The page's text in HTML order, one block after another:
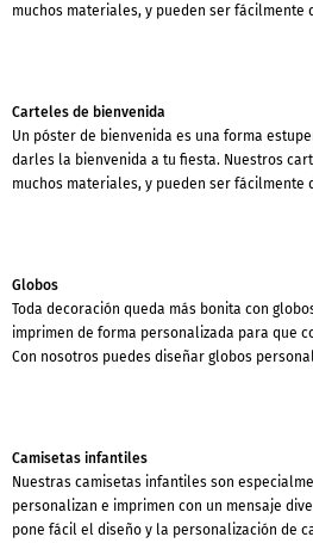
muchos materiales, y pueden ser fácilmente
Carteles de bienvenida
Un póster de bienvenida es una forma
darles la bienvenida a tu fiesta. Nuestros
muchos materiales, y pueden ser fácilmente
Globos
Toda decoración queda más bonita con
imprimen de forma personalizada para que
Con nosotros puedes diseñar globos
Camisetas infantiles
Nuestras camisetas infantiles son
personalizan e imprimen con un mensaje
pone fácil el diseño y la personalización de